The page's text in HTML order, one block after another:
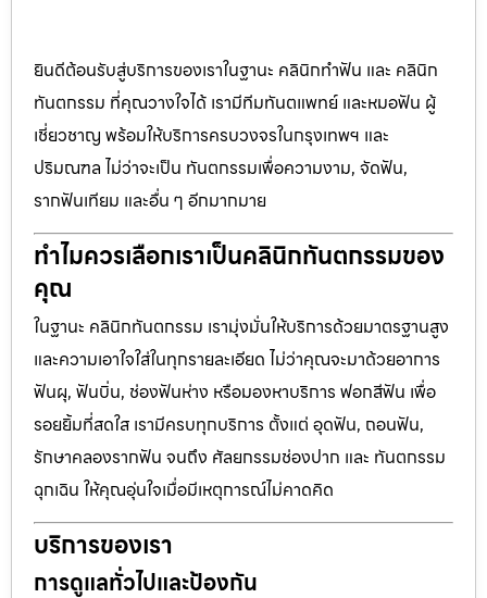
ยินดีต้อนรับสู่บริการของเราในฐานะ คลินิกทำฟัน และ คลินิก
ทันตกรรม ที่คุณวางใจได้ เรามีทีมทันตแพทย์ และหมอฟัน ผู้
เชี่ยวชาญ พร้อมให้บริการครบวงจรในกรุงเทพฯ และ
ปริมณฑล ไม่ว่าจะเป็น ทันตกรรมเพื่อความงาม, จัดฟัน,
รากฟันเทียม และอื่น ๆ อีกมากมาย
ทำไมควรเลือกเราเป็นคลินิกทันตกรรมของ
คุณ
ในฐานะ คลินิกทันตกรรม เรามุ่งมั่นให้บริการด้วยมาตรฐานสูง
และความเอาใจใส่ในทุกรายละเอียด ไม่ว่าคุณจะมาด้วยอาการ
ฟันผุ, ฟันบิ่น, ช่องฟันห่าง หรือมองหาบริการ ฟอกสีฟัน เพื่อ
รอยยิ้มที่สดใส เรามีครบทุกบริการ ตั้งแต่ อุดฟัน, ถอนฟัน,
รักษาคลองรากฟัน จนถึง ศัลยกรรมช่องปาก และ ทันตกรรม
ฉุกเฉิน ให้คุณอุ่นใจเมื่อมีเหตุการณ์ไม่คาดคิด
บริการของเรา
การดูแลทั่วไปและป้องกัน